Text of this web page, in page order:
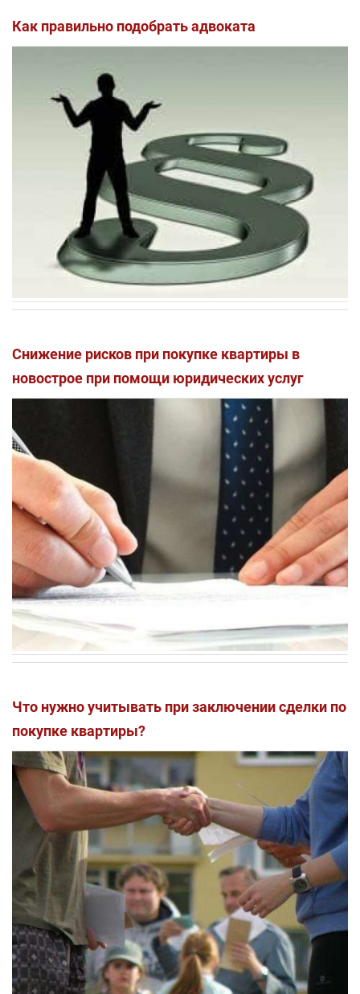
Как правильно подобрать адвоката
Снижение рисков при покупке квартиры в
новострое при помощи юридических услуг
Что нужно учитывать при заключении сделки по
покупке квартиры?